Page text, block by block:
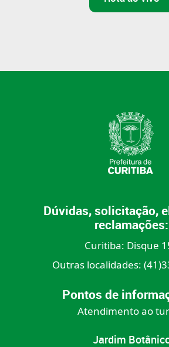
Dúvidas, solicitação,
reclamações:
Curitiba: Disque
Outras localidades:
Pontos de
Atendimento ao
Jardim